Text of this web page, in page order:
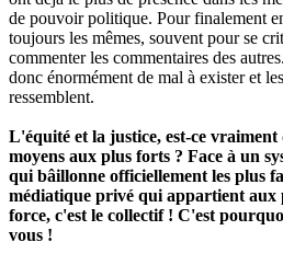
de pouvoir politique. Pour finalement
toujours les mêmes, souvent pour se
commenter les commentaires des
donc énormément de mal à exister et
ressemblent.
L'équité et la justice, est-ce
moyens aux plus forts ? Face à un
qui bâillonne officiellement les plus
médiatique privé qui appartient aux
force, c'est le collectif ! C'est
vous !